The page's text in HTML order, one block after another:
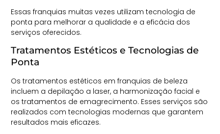
Essas franquias muitas vezes utilizam tecnologia de
ponta para melhorar a qualidade e a eficácia dos
serviços oferecidos.
Tratamentos Estéticos e Tecnologias de
Ponta
Os tratamentos estéticos em franquias de beleza
incluem a depilação a laser, a harmonização facial e
os tratamentos de emagrecimento. Esses serviços são
realizados com tecnologias modernas que garantem
resultados mais eficazes.